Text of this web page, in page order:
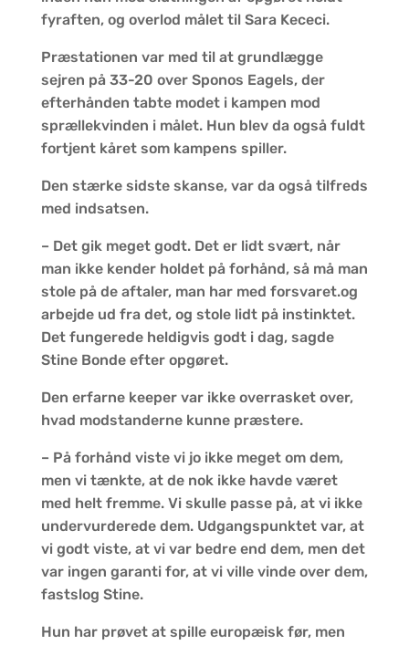
fyraften, og overlod målet til Sara Kececi.
Præstationen var med til at grundlægge
sejren på 33-20 over Sponos Eagels, der
efterhånden tabte modet i kampen mod
sprællekvinden i målet. Hun blev da også fuldt
fortjent kåret som kampens spiller.
Den stærke sidste skanse, var da også tilfreds
med indsatsen.
– Det gik meget godt. Det er lidt svært, når
man ikke kender holdet på forhånd, så må man
stole på de aftaler, man har med forsvaret.og
arbejde ud fra det, og stole lidt på instinktet.
Det fungerede heldigvis godt i dag, sagde
Stine Bonde efter opgøret.
Den erfarne keeper var ikke overrasket over,
hvad modstanderne kunne præstere.
– På forhånd viste vi jo ikke meget om dem,
men vi tænkte, at de nok ikke havde været
med helt fremme. Vi skulle passe på, at vi ikke
undervurderede dem. Udgangspunktet var, at
vi godt viste, at vi var bedre end dem, men det
var ingen garanti for, at vi ville vinde over dem,
fastslog Stine.
Hun har prøvet at spille europæisk før, men